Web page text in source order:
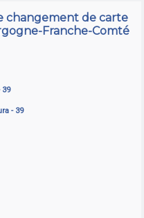
changement de carte
Franche-Comté
39
- 39